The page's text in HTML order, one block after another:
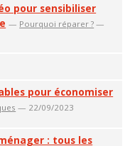
pour sensibiliser
— Pourquoi réparer ? —
pour économiser
— 22/09/2023
: tous les